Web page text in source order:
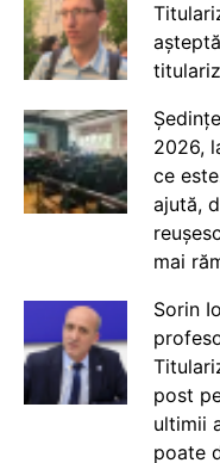
2026,
ce
ajută,
mai
Sorin
post
ultimii
poate